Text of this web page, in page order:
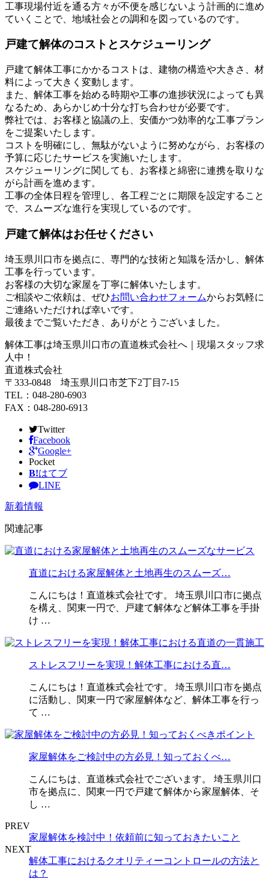
工事現場付近を通る方々が不便を感じないよう計画的に進め
ていくことで、地域社会との調和を図っているのです。
戸建て解体のコストとスケジューリング
戸建て解体工事にかかるコストは、建物の構造や大きさ、材
料によって大きく変動します。
また、解体工事を始める時期や工事の進捗状況によっても異
なるため、あらかじめ十分な打ち合わせが必要です。
弊社では、お客様と協議の上、安価かつ効率的な工事プラン
をご提案いたします。
コストを明確にし、無駄がないように努めながら、お客様の
予算に応じたサービスを実施いたします。
スケジューリングに関しても、お客様と綿密に連携を取りな
がら計画を進めます。
工事の全体日程を管理し、各工程ごとに期限を設定すること
で、スムーズな進行を実現しているのです。
戸建て解体はお任せください
埼玉県川口市を拠点に、専門的な技術と知識を活かし、解体
工事を行っています。
お客様の大切な家屋を丁寧に解体いたします。
ご相談やご依頼は、ぜひお問い合わせフォームからお気軽に
ご連絡いただければ幸いです。
最後までご覧いただき、ありがとうございました。
解体工事は埼玉県川口市の直道株式会社へ｜現場スタッフ求
人中！
直道株式会社
〒333-0848 埼玉県川口市芝下2丁目7-15
TEL：048-280-6903
FAX：048-280-6913
Twitter
Facebook
Google+
Pocket
B!はてブ
LINE
新着情報
関連記事
直道における家屋解体と土地再生のスムーズ…
こんにちは！直道株式会社です。 埼玉県川口市に拠点
を構え、関東一円で、戸建て解体など解体工事を手掛
け …
ストレスフリーを実現！解体工事における直…
こんにちは！直道株式会社です。 埼玉県川口市を拠点
に活動し、関東一円で家屋解体など、解体工事を行っ
て …
家屋解体をご検討中の方必見！知っておくべ…
こんにちは、直道株式会社でございます。 埼玉県川口
市を拠点に、関東一円で戸建て解体から家屋解体、そ
し …
PREV
家屋解体を検討中！依頼前に知っておきたいこと
NEXT
解体工事におけるクオリティーコントロールの方法と
は？